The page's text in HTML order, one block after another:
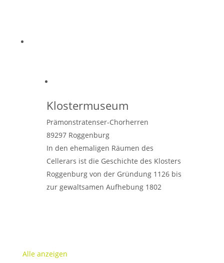
Klostermuseum
Prämonstratenser-Chorherren
89297 Roggenburg
In den ehemaligen Räumen des
Cellerars ist die Geschichte des Klosters
Roggenburg von der Gründung 1126 bis
zur gewaltsamen Aufhebung 1802
Alle anzeigen